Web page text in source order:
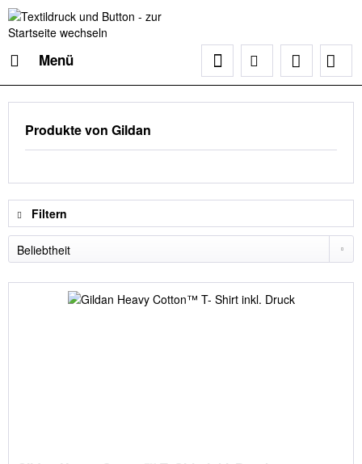
Menü
Produkte von Gildan
Filtern